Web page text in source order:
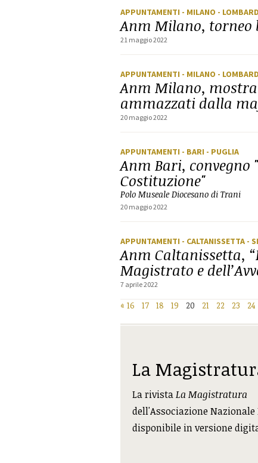
APPUNTAMENTI - MILANO -
Anm Milano, torneo
21 maggio 2022
APPUNTAMENTI - MILANO -
Anm Milano,
ammazzati dalla
20 maggio 2022
APPUNTAMENTI - BARI - PUGLIA
Anm Bari, convegno
Costituzione"
Polo Museale Diocesano di Trani
20 maggio 2022
APPUNTAMENTI - CALTANISSETTA -
Anm Caltanissetta,
Magistrato e
7 aprile 2022
« 16 17 18 19 20 21 22 23 24
La
La rivistaLa Magistratura
dell'Associazione
disponibile in versione